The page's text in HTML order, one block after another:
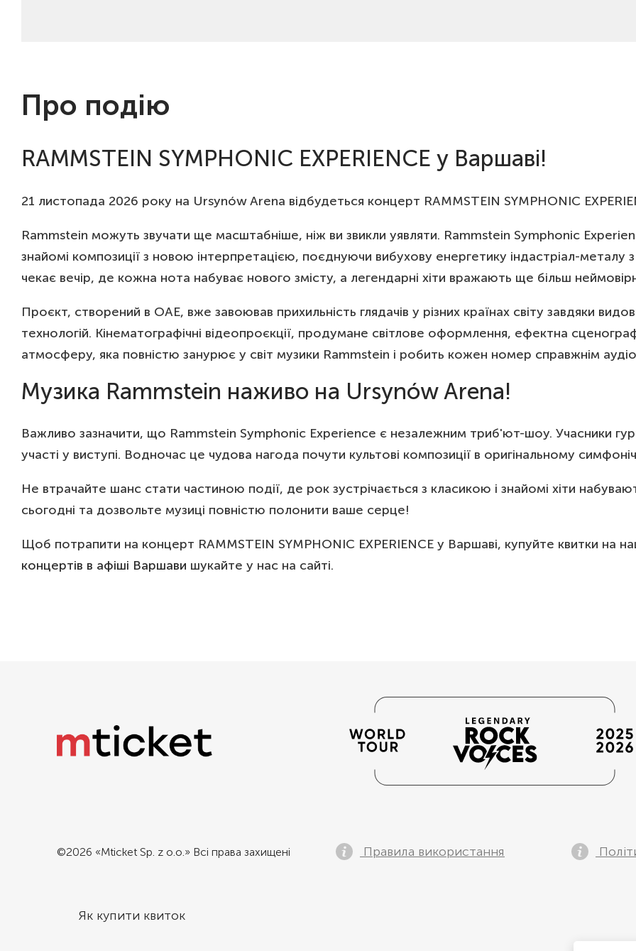
Про подію
RAMMSTEIN SYMPHONIC EXPERIENCE у Варшаві!
21 листопада 2026 року на Ursynów Arena відбудеться концерт RAMMSTEIN SYMPHONIC
Rammstein можуть звучати ще масштабніше, ніж ви звикли уявляти. Rammstein Symphonic
знайомі композиції з новою інтерпретацією, поєднуючи вибухову енергетику індастріал-
чекає вечір, де кожна нота набуває нового змісту, а легендарні хіти вражають ще більш
Проєкт, створений в ОАЕ, вже завоював прихильність глядачів у різних країнах світу завдяки
технологій. Кінематографічні відеопроєкції, продумане світлове оформлення, ефектна
атмосферу, яка повністю занурює у світ музики Rammstein і робить кожен номер справжнім
Музика Rammstein наживо на Ursynów Arena!
Важливо зазначити, що Rammstein Symphonic Experience є незалежним триб'ют-шоу. Учасники
участі у виступі. Водночас це чудова нагода почути культові композиції в оригінальному
Не втрачайте шанс стати частиною події, де рок зустрічається з класикою і знайомі хіти
сьогодні та дозвольте музиці повністю полонити ваше серце!
Щоб потрапити на концерт RAMMSTEIN SYMPHONIC EXPERIENCE у Варшаві, купуйте квитки на
концертів в афіші Варшави шукайте у нас на сайті.
©2026 «Mticket Sp. z o.o.» Всі права захищені Правила використання
Як купити квиток